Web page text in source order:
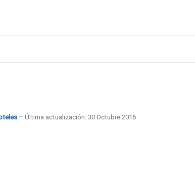
Última actualización: 30 Octubre 2016